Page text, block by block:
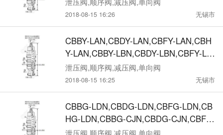
L-CKN,CBFL-CKN,CBBL-CCN,CBDL-CC
N,CBFL-CCN,CBBL-CDN,CBDL-CDN,C
BFL-CDN,半限流型, 较大设定压350bar
抗衡阀
2018-08-15 16:26 无锡市
CBBY-LAN,CBDY-LAN,CBFY-LAN,CBH
Y-LAN,CBBY-LBN,CBDY-LBN,CBFY-LB
N,CBHY-LBN,CBBY-CHN,CBDY-CHN,C
BFY-CHN,CBHY-CHN, CBBY-CIN,CBD
Y-CIN,CBFY-CIN,CBHY-CIN,CBBY-CA
N,CBDY-CAN,CBFY-CAN,CBHY-CAN,C
BBY-CBN,CBDY-CBN,CBFY-CBN,CBHY
-CBN,全限流型, 较大设定压280bar抗衡
泄压阀,顺序阀,减压阀,单向阀
2018-08-15 16:25 无锡市
CBBG-LDN,CBDG-LDN,CBFG-LDN,CB
HG-LDN,CBBG-CJN,CBDG-CJN,CBFG
-CJN,CBHG-CJN, CBBG-CKN,CBDG-C
泄压阀,顺序阀,减压阀,单向阀